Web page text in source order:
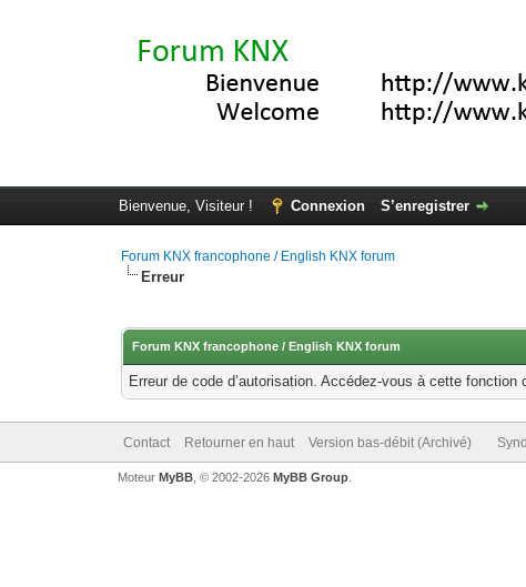
Bienvenue, Visiteur ! Connexion S’enregistrer
Forum KNX francophone / English KNX forum
Erreur
Forum KNX francophone / English KNX forum
Erreur de code d’autorisation. Accédez-vous à cette
Contact Retourner en haut Version bas-débit (Archivé)
Moteur MyBB, © 2002-2026 MyBB Group.